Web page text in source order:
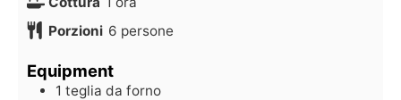
Porzioni 6 persone
Equipment
1 teglia da forno